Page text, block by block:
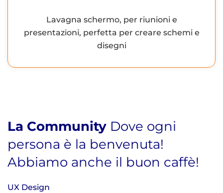
Lavagna schermo, per riunioni e
presentazioni, perfetta per creare schemi e
disegni
La Community Dove ogni
persona è la benvenuta!
Abbiamo anche il buon caffè!
UX Design